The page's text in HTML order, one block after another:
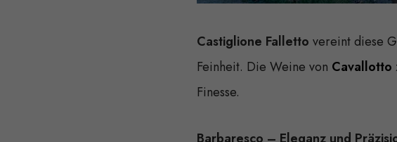
Castiglione Falletto vereint diese
Feinheit. Die Weine von Cavallotto
Finesse.